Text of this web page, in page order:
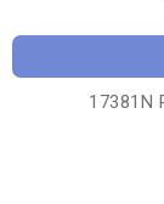
17381N